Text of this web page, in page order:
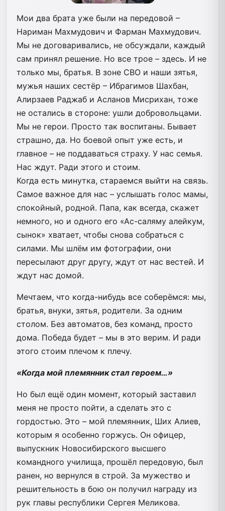
Мои два брата уже были на передовой –
Нариман Махмудович и Фарман Махмудович.
Мы не договаривались, не обсуждали, каждый
сам принял решение. Но все трое – здесь. И не
только мы, братья. В зоне СВО и наши зятья,
мужья наших сестёр – Ибрагимов Шахбан,
Алирзаев Раджаб и Асланов Мисрихан, тоже
не остались в стороне: ушли добровольцами.
Мы не герои. Просто так воспитаны. Бывает
страшно, да. Но боевой опыт уже есть, и
главное – не поддаваться страху. У нас семья.
Нас ждут. Ради этого и стоим.
Когда есть минутка, стараемся выйти на связь.
Самое важное для нас – услышать голос мамы,
спокойный, родной. Папа, как всегда, скажет
немного, но и одного его «Ас-саляму алейкум,
сынок» хватает, чтобы снова собраться с
силами. Мы шлём им фотографии, они
пересылают друг другу, ждут от нас вестей. И
ждут нас домой.
Мечтаем, что когда-нибудь все соберёмся: мы,
братья, внуки, зятья, родители. За одним
столом. Без автоматов, без команд, просто
дома. Победа будет – мы в это верим. И ради
этого стоим плечом к плечу.
«Когда мой племянник стал героем…»
Но был ещё один момент, который заставил
меня не просто пойти, а сделать это с
гордостью. Это – мой племянник, Ших Алиев,
которым я особенно горжусь. Он офицер,
выпускник Новосибирского высшего
командного училища, прошёл передовую, был
ранен, но вернулся в строй. За мужество и
решительность в бою он получил награду из
рук главы республики Сергея Меликова.